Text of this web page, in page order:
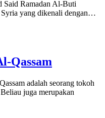
Said Ramadan Al-Buti
Syria yang dikenali dengan…
Qassam
adalah seorang tokoh
juga merupakan